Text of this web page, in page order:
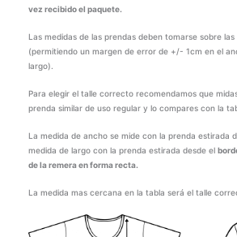
vez recibido el paquete.
Las medidas de las prendas deben tomarse sobre
(permitiendo un margen de error de +/- 1cm en el
largo).
Para elegir el talle correcto recomendamos que
prenda similar de uso regular y lo compares con la
La medida de ancho se mide con la prenda estirada
medida de largo con la prenda estirada desde el
de la remera en forma recta.
La medida mas cercana en la tabla será el talle